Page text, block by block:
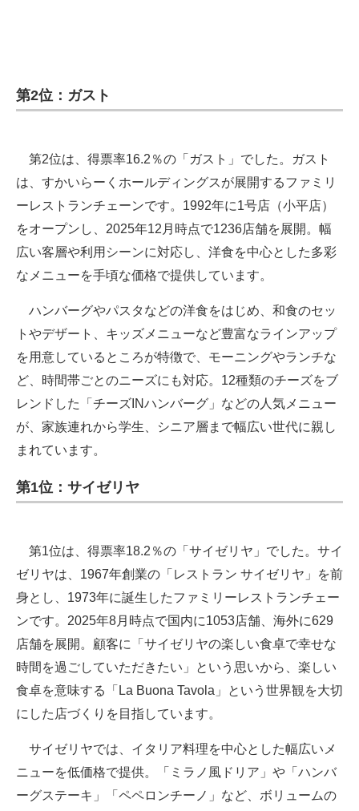
第2位：ガスト
第2位は、得票率16.2％の「ガスト」でした。ガスト
は、すかいらーくホールディングスが展開するファミリ
ーレストランチェーンです。1992年に1号店（小平店）
をオープンし、2025年12月時点で1236店舗を展開。幅
広い客層や利用シーンに対応し、洋食を中心とした多彩
なメニューを手頃な価格で提供しています。
ハンバーグやパスタなどの洋食をはじめ、和食のセッ
トやデザート、キッズメニューなど豊富なラインアップ
を用意しているところが特徴で、モーニングやランチな
ど、時間帯ごとのニーズにも対応。12種類のチーズをブ
レンドした「チーズINハンバーグ」などの人気メニュー
が、家族連れから学生、シニア層まで幅広い世代に親し
まれています。
第1位：サイゼリヤ
第1位は、得票率18.2％の「サイゼリヤ」でした。サイ
ゼリヤは、1967年創業の「レストラン サイゼリヤ」を前
身とし、1973年に誕生したファミリーレストランチェー
ンです。2025年8月時点で国内に1053店舗、海外に629
店舗を展開。顧客に「サイゼリヤの楽しい食卓で幸せな
時間を過ごしていただきたい」という思いから、楽しい
食卓を意味する「La Buona Tavola」という世界観を大切
にした店づくりを目指しています。
サイゼリヤでは、イタリア料理を中心とした幅広いメ
ニューを低価格で提供。「ミラノ風ドリア」や「ハンバ
ーグステーキ」「ペペロンチーノ」など、ボリュームの